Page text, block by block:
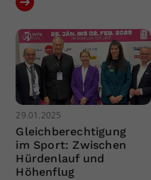
29.01.2025
Gleichberechtigung
im Sport: Zwischen
Hürdenlauf und
Höhenflug